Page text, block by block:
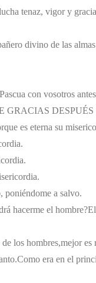
tenaz, vigor y
divino de las
con vosotros
GRACIAS
es eterna su
poniéndome a salvo.
hacerme el hombre?
los hombres,mejor es
Como era en el